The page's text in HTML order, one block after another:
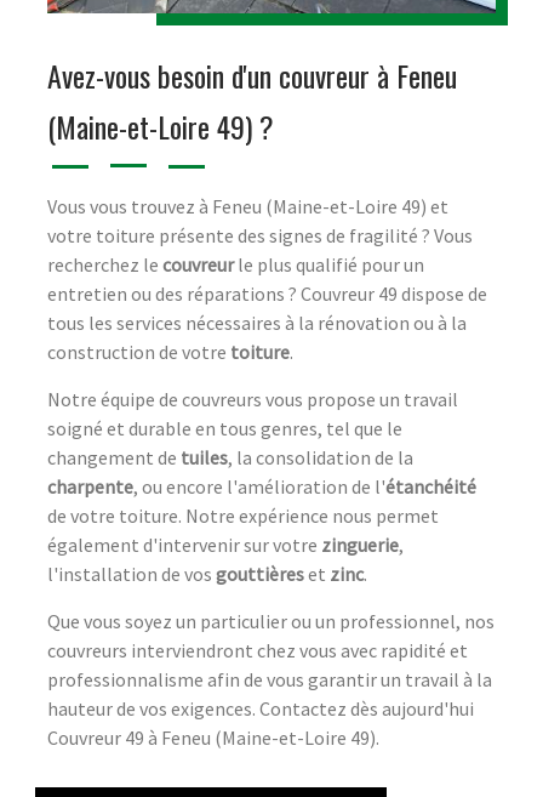
Avez-vous besoin d'un couvreur à Feneu
(Maine-et-Loire 49) ?
Vous vous trouvez à Feneu (Maine-et-Loire 49) et
votre toiture présente des signes de fragilité ? Vous
recherchez le couvreurle plus qualifié pour un
entretien ou des réparations ? Couvreur 49 dispose de
tous les services nécessaires à la rénovation ou à la
construction de votre toiture.
Notre équipe de couvreurs vous propose un travail
soigné et durable en tous genres, tel que le
changement de tuiles, la consolidation de la
charpente, ou encore l'amélioration de l'étanchéité
de votre toiture. Notre expérience nous permet
également d'intervenir sur votre zinguerie,
l'installation de vos gouttièreset zinc.
Que vous soyez un particulier ou un professionnel, nos
couvreurs interviendront chez vous avec rapidité et
professionnalisme afin de vous garantir un travail à la
hauteur de vos exigences. Contactez dès aujourd'hui
Couvreur 49 à Feneu (Maine-et-Loire 49).